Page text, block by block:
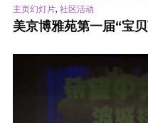
主页幻灯片, 社区活动
美京博雅苑第一届“宝